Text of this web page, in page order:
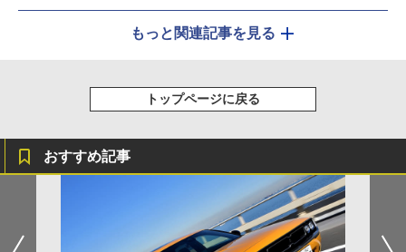
もっと関連記事を見る
トップページに戻る
おすすめ記事